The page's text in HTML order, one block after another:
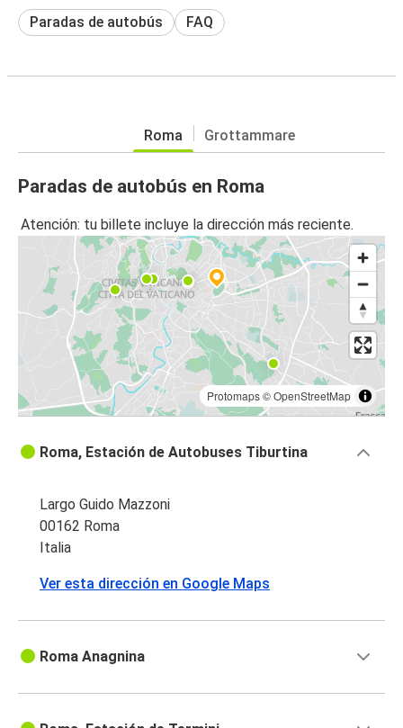
Paradas de autobús FAQ
Roma Grottammare
Paradas de autobús en Roma
Atención: tu billete incluye la dirección más reciente.
Protomaps©OpenStreetMap
Roma, Estación de Autobuses Tiburtina
Largo Guido Mazzoni
00162 Roma
Italia
Ver esta dirección en Google Maps
Roma Anagnina